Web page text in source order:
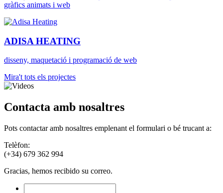
gràfics animats i web
ADISA HEATING
disseny, maquetació i programació de web
Mira't tots els projectes
Contacta amb nosaltres
Pots contactar amb nosaltres emplenant el formulari o bé trucant a:
Telèfon:
(+34) 679 362 994
Gracias, hemos recibido su correo.